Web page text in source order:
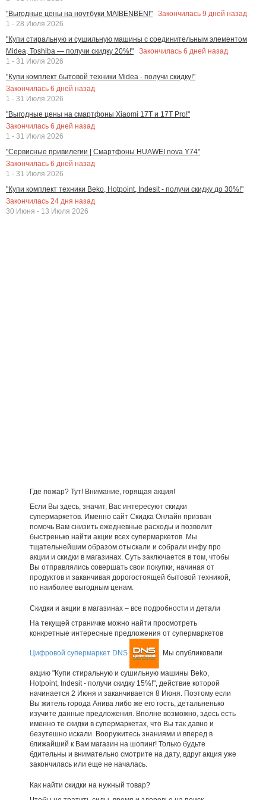
"Выгодные цены на ноутбуки MAIBENBEN!"
Закончилась 9 дней назад
1 - 28 Июля 2026
"Купи стиральную и сушильную машины с соединительным элементом
Midea, Toshiba — получи скидку 20%!"
Закончилась 6 дней назад
1 - 31 Июля 2026
"Купи комплект бытовой техники Midea - получи скидку!"
Закончилась 6 дней назад
1 - 31 Июля 2026
"Выгодные цены на смартфоны Xiaomi 17T и 17T Pro!"
Закончилась 6 дней назад
1 - 31 Июля 2026
"Сервисные привилегии | Смартфоны HUAWEI nova Y74"
Закончилась 6 дней назад
1 - 31 Июля 2026
"Купи комплект техники Beko, Hotpoint, Indesit - получи скидку до 30%!"
Закончилась 24 дня назад
30 Июня - 13 Июля 2026
Где пожар? Тут! Внимание, горящая акция!
Если Вы здесь, значит, Вас интересуют скидки
супермаркетов. Именно сайт Скидка Онлайн призван
помочь Вам снизить ежедневные расходы и позволит
быстренько найти акции всех супермаркетов. Мы
тщательнейшим образом отыскали и собрали инфу про
акции и скидки в магазинах. Суть заключается в том, чтобы
Вы отправлялись совершать свои покупки, начиная от
продуктов и заканчивая дорогостоящей бытовой техникой,
по наиболее выгодным ценам.
Скидки и акции в магазинах – все подробности и детали
На текущей страничке можно найти просмотреть
конкретные интересные предложения от супермаркетов
Цифровой супермаркет DNS . Мы опубликовали
акцию "Купи стиральную и сушильную машины Beko,
Hotpoint, Indesit - получи скидку 15%!", действие которой
начинается 2 Июня и заканчивается 8 Июня. Поэтому если
Вы житель города Анива либо же его гость, детальненько
изучите данные предложения. Вполне возможно, здесь есть
именно те скидки в супермаркетах, что Вы так давно и
безутешно искали. Вооружитесь знаниями и вперед в
ближайший к Вам магазин на шопинг! Только будьте
бдительны и внимательно смотрите на дату, вдруг акция уже
закончилась или еще не началась.
Как найти скидки на нужный товар?